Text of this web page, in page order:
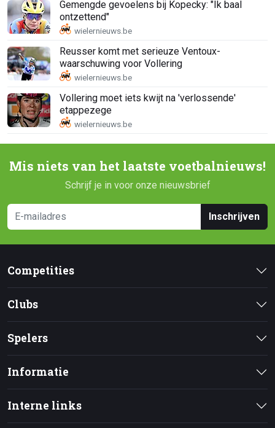
Gemengde gevoelens bij Kopecky: "Ik baal
ontzettend"
Reusser komt met serieuze Ventoux-
waarschuwing voor Vollering
Vollering moet iets kwijt na 'verlossende'
etappezege
Mis niets van het laatste voetbalnieuws!
Schrijf je in voor onze nieuwsbrief
Inschrijven
Competities
Clubs
Spelers
Informatie
Interne links